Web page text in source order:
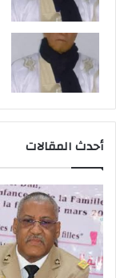
أحدث المقالات